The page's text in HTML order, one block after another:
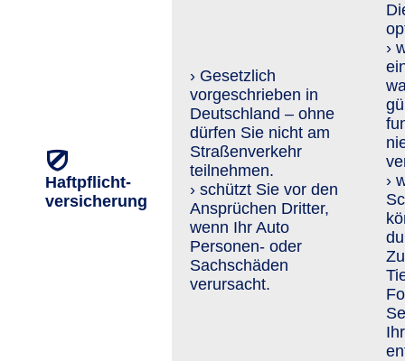
Haftpflicht­
versicherung
› Gesetzlich
vorgeschrieben in
Deutschland – ohne
dürfen Sie nicht am
Straßenverkehr
teilnehmen.
› schützt Sie vor den
An­sprü­chen Dritter,
wenn Ihr Auto
Personen- oder
Sachschäden
verursacht.
›
›